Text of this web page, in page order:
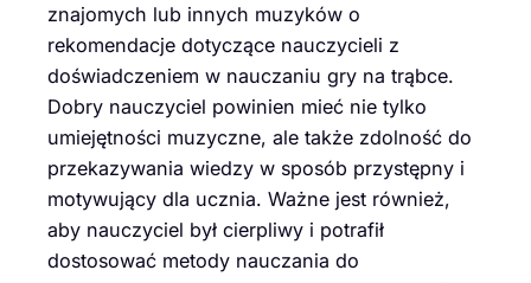
znajomych lub innych muzyków o
rekomendacje dotyczące nauczycieli z
doświadczeniem w nauczaniu gry na trąbce.
Dobry nauczyciel powinien mieć nie tylko
umiejętności muzyczne, ale także zdolność do
przekazywania wiedzy w sposób przystępny i
motywujący dla ucznia. Ważne jest również,
aby nauczyciel był cierpliwy i potrafił
dostosować metody nauczania do